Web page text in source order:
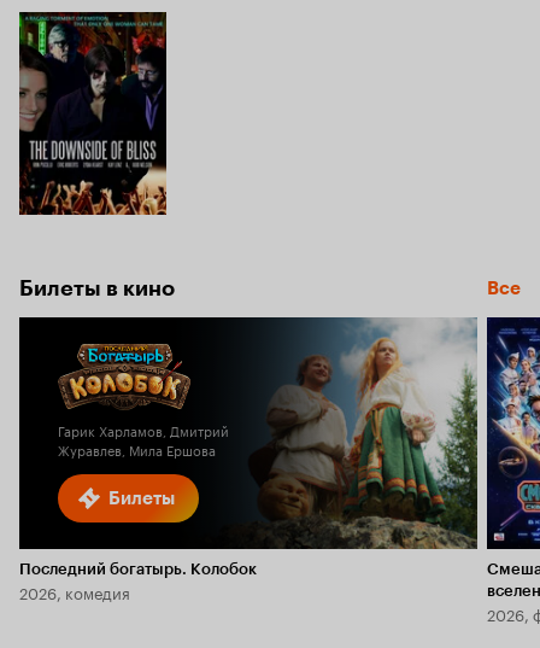
Билеты в кино Все
Билеты
Гарик Харламов, Дмитрий
Журавлев, Мила Ершова
Последний богатырь. Колобок
2026, комедия
2026,